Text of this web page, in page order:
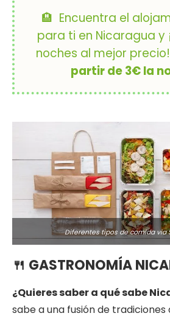
🏨 Encuentra el
para ti en Nicaragua y
noches al mejor precio!
partir de 3€ la
Diferentes tipos de comida via
🍴 GASTRONOMÍA
¿Quieres saber a qué sabe
sabe a una fusión de